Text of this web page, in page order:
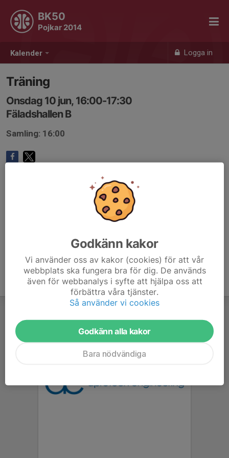
Kalender Logga in
BK50
Pojkar 2014
Träning
Onsdag 10 jun, 16:00-17:30
Fäladshallen B
Samling: 16:00
Godkänn kakor
Vi använder oss av kakor (cookies) för att vår
webbplats ska fungera bra för dig. De används
även för webbanalys i syfte att hjälpa oss att
förbättra våra tjänster.
Så använder vi cookies
Godkänn alla kakor
Bara nödvändiga